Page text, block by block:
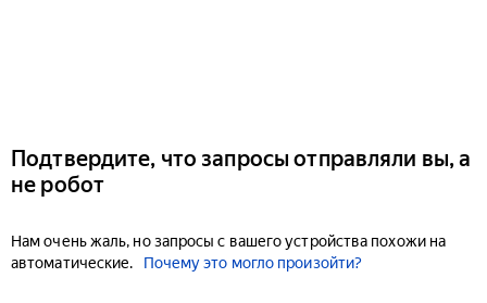
Подтвердите, что запросы отправляли вы, а
не робот
Нам очень жаль, но запросы с вашего устройства похожи на
автоматические.
Почему это могло произойти?